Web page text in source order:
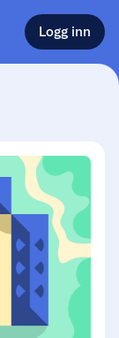
Logg inn